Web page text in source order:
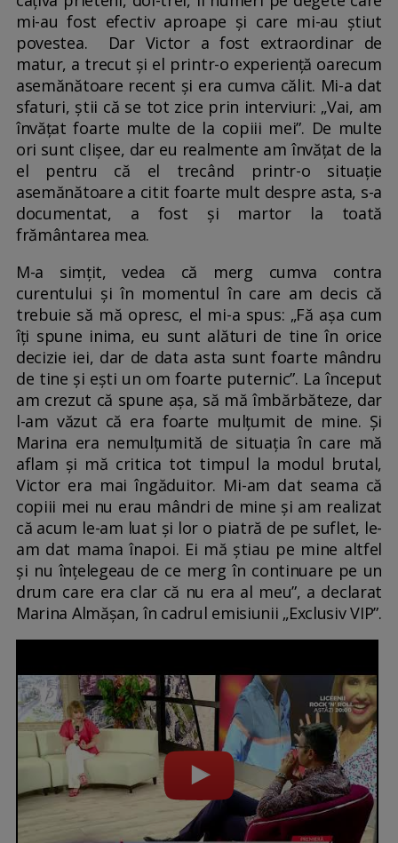
mi-au fost efectiv aproape și care mi-au știut
povestea. Dar Victor a fost extraordinar de
matur, a trecut și el printr-o experiență oarecum
asemănătoare recent și era cumva călit. Mi-a dat
sfaturi, știi că se tot zice prin interviuri: „Vai, am
învățat foarte multe de la copiii mei”. De multe
ori sunt clișee, dar eu realmente am învățat de la
el pentru că el trecând printr-o situație
asemănătoare a citit foarte mult despre asta, s-a
documentat, a fost și martor la toată
frământarea mea.
M-a simțit, vedea că merg cumva contra
curentului și în momentul în care am decis că
trebuie să mă opresc, el mi-a spus: „Fă așa cum
îți spune inima, eu sunt alături de tine în orice
decizie iei, dar de data asta sunt foarte mândru
de tine și ești un om foarte puternic”. La început
am crezut că spune așa, să mă îmbărbăteze, dar
l-am văzut că era foarte mulțumit de mine. Și
Marina era nemulțumită de situația în care mă
aflam și mă critica tot timpul la modul brutal,
Victor era mai îngăduitor. Mi-am dat seama că
copiii mei nu erau mândri de mine și am realizat
că acum le-am luat și lor o piatră de pe suflet, le-
am dat mama înapoi. Ei mă știau pe mine altfel
și nu înțelegeau de ce merg în continuare pe un
drum care era clar că nu era al meu”, a declarat
Marina Almășan, în cadrul emisiunii „Exclusiv VIP”.